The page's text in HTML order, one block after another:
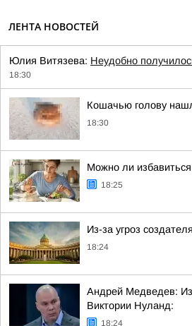
ЛЕНТА НОВОСТЕЙ
Юлия Витязева: Неудобно
18:30
Кошачью голову
18:30
Можно ли
18:25
Из-за угроз
18:24
Андрей Медведев: Из
Виктории Нуланд:
18:24